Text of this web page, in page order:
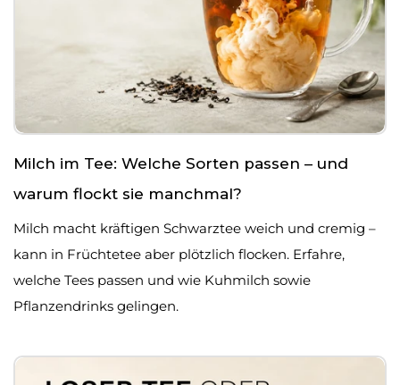
Milch im Tee: Welche Sorten passen – und
warum flockt sie manchmal?
Milch macht kräftigen Schwarztee weich und cremig –
kann in Früchtetee aber plötzlich flocken. Erfahre,
welche Tees passen und wie Kuhmilch sowie
Pflanzendrinks gelingen.